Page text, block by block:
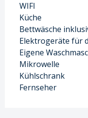
WIFI
Küche
Bettwäsche
Elektrogeräte für
Eigene
Mikrowelle
Kühlschrank
Fernseher